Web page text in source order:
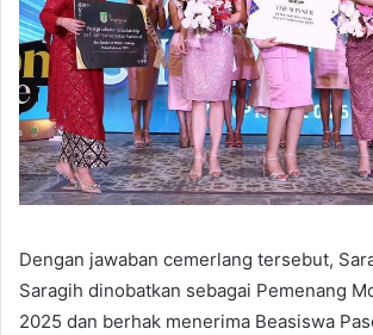
Dengan jawaban cemerlang tersebut,
Saragih dinobatkan sebagai Pemenang
2025 dan berhak menerima Beasiswa